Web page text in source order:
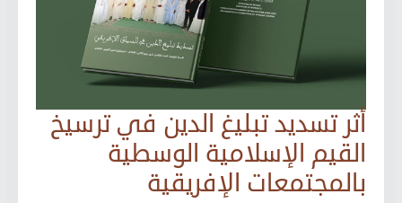
أثر تسديد تبليغ الدين في ترسيخ
القيم الإسلامية الوسطية
بالمجتمعات الإفريقية